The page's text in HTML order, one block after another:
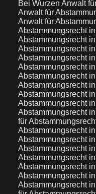
Bei Wurzen Anwalt
Anwalt für
Anwalt für
Abstammungsrecht
Abstammungsrecht
Abstammungsrecht
Abstammungsrecht
Abstammungsrecht
Abstammungsrecht
Abstammungsrecht
Abstammungsrecht
Abstammungsrecht
Abstammungsrecht
für
Abstammungsrecht
Abstammungsrecht
Abstammungsrecht
Abstammungsrecht
Abstammungsrecht
Abstammungsrecht
Abstammungsrecht